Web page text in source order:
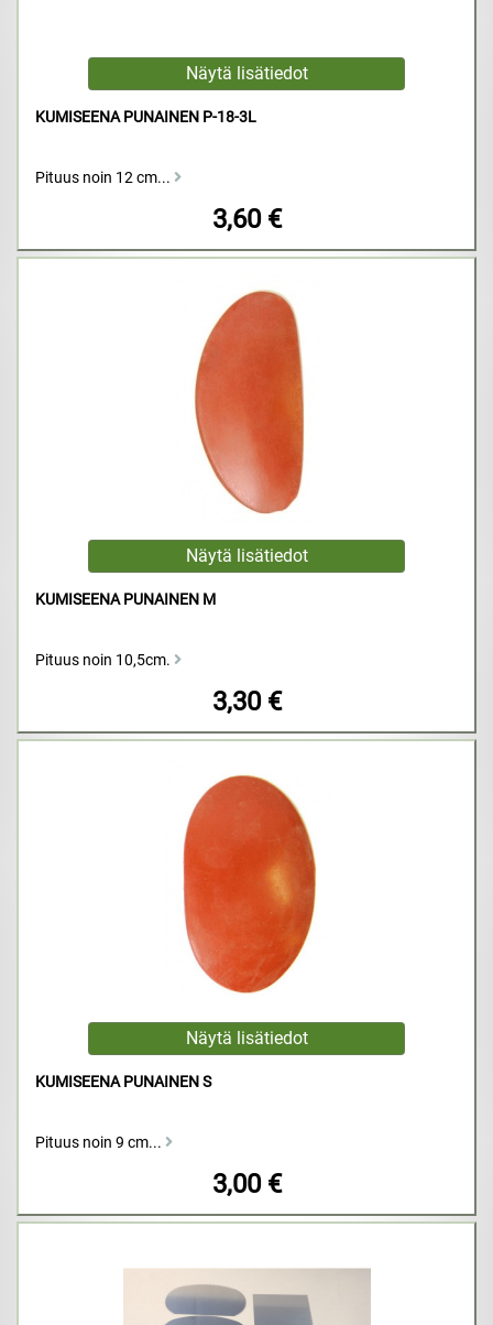
KUMISEENA PUNAINEN P-18-3L
Pituus noin 12 cm...
3,60 €
KUMISEENA PUNAINEN M
Pituus noin 10,5cm.
3,30 €
KUMISEENA PUNAINEN S
Pituus noin 9 cm...
3,00 €